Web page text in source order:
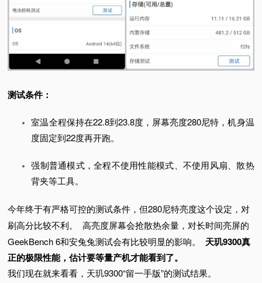
测试条件：
室温全程保持在22.8到23.8度，屏幕亮度280尼特，机身温
度固定到22度再开跑。
强制普通模式，全程不使用性能模式、不使用风扇、散热
背夹等工具。
今年终于有严格可控的测试条件，但280尼特亮度这个设定，对
刷高分比较不利。
高亮度屏幕会抢散热余量，对长时间亮屏的
GeekBench 6和安兔兔测试会有比较明显的影响。
天玑9300真
正的极限性能，估计要等量产机才能看到了。
我们现在就来看看，天玑9300“留一手版”的测试结果。